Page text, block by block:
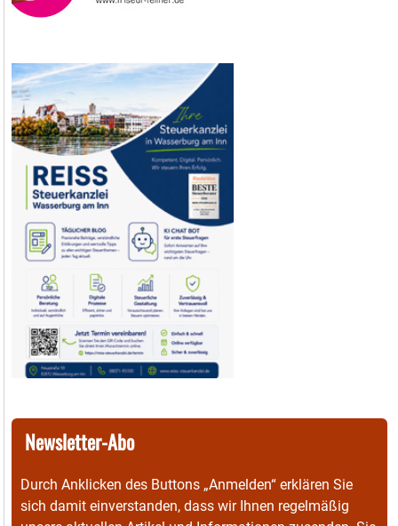
Newsletter-Abo
Durch Anklicken des Buttons „Anmelden“ erklären Sie
sich damit einverstanden, dass wir Ihnen regelmäßig